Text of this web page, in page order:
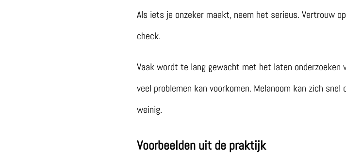
Als iets je onzeker maakt, neem het serieus. Vertrouw
check.
Vaak wordt te lang gewacht met het laten
veel problemen kan voorkomen. Melanoom kan zich
weinig.
Voorbeelden uit de praktijk